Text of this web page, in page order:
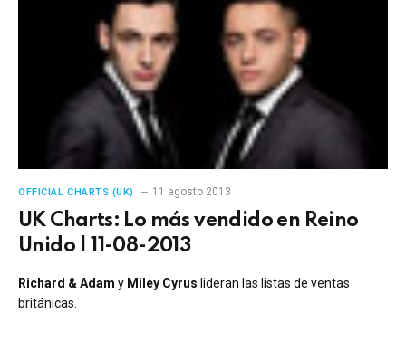
OFFICIAL CHARTS (UK) 11 agosto 2013
UK Charts: Lo más vendido en Reino
Unido | 11-08-2013
Richard & Adam y Miley Cyrus lideran las listas de ventas
británicas.